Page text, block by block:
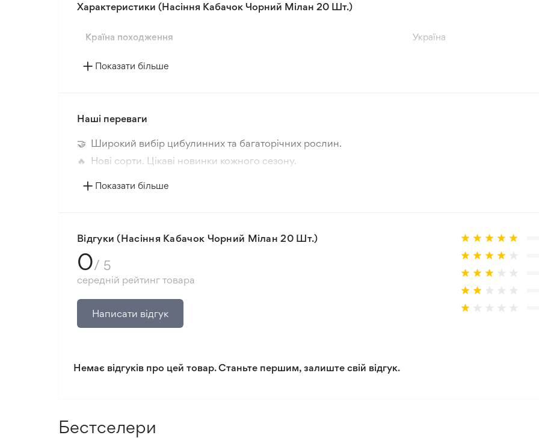
Характеристики (Насіння Кабачок Чорний Мілан 20 Шт.)
Країна походження Україна
Показати більше
Наші переваги
🤝 Широкий вибір цибулинних та багаторічних рослин.
🔥 Нові сорти. Цікаві новинки кожного сезону.
📸 Відповідність сортів. Співпадіння фотографії товара та реальної рослини.
Показати більше
Відгуки (Насіння Кабачок Чорний Мілан 20 Шт.)
0/ 5
середній рейтинг товара
Написати відгук
Немає відгуків про цей товар. Станьте першим, залиште свій відгук.
Бестселери